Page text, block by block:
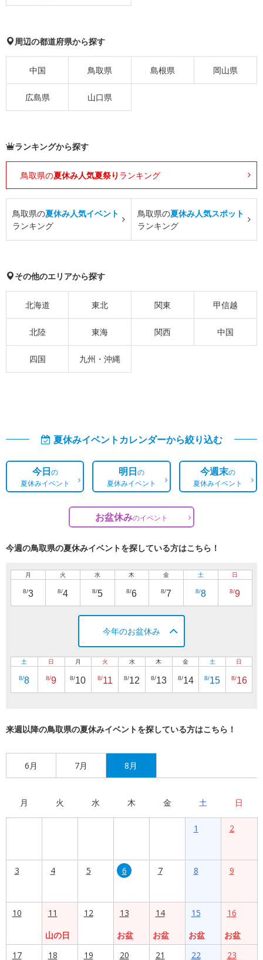
周辺の都道府県から探す
中国 鳥取県 島根県 岡山県
広島県 山口県
ランキングから探す
鳥取県の夏休み人気夏祭り ランキング
鳥取県の夏休み人気イベント
ランキング
鳥取県の夏休み人気スポット
ランキング
その他のエリアから探す
北海道 東北 関東 甲信越
北陸 東海 関西 中国
四国 九州・沖縄
夏休みイベントカレンダーから絞り込む
今日の
夏休みイベント
明日の
夏休みイベント
今週末の
夏休みイベント
お盆休みのイベント
今週の鳥取県の夏休みイベントを探している方はこちら！
月
8/3
火
8/4
水
8/5
木
8/6
金
8/7
土
8/8
日
8/9
今年のお盆休み
土
8/8
日
8/9
月
8/10
火
8/11
水
8/12
木
8/13
金
8/14
土
8/15
日
8/16
来週以降の鳥取県の夏休みイベントを探している方はこちら！
6月 7月 8月
月 火 水 木 金 土 日
1 2
3 4 5 6 7 8 9
10
11
山の日
12
13
お盆
14
お盆
15
お盆
16
お盆
17
18 19 20 21 22 23